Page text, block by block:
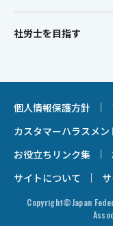
社労士を目指す
個人情報保護方針
カスタマーハラスメ
お役立ちリンク集
サイトについて
Copyright©Japan